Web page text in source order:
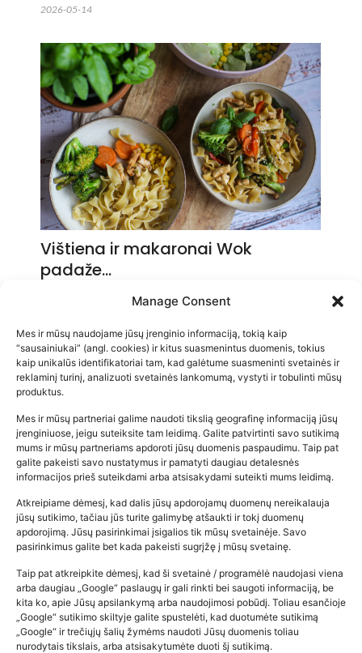
Manage Consent
Mes ir mūsų naudojame jūsų įrenginio informaciją, tokią kaip
“sausainiukai” (angl. cookies) ir kitus suasmenintus duomenis, tokius
kaip unikalūs identifikatoriai tam, kad galėtume suasmeninti svetainės ir
reklaminį turinį, analizuoti svetainės lankomumą, vystyti ir tobulinti mūsų
produktus.
Mes ir mūsų partneriai galime naudoti tikslią geografinę informaciją jūsų
įrenginiuose, jeigu suteiksite tam leidimą. Galite patvirtinti savo sutikimą
mums ir mūsų partneriams apdoroti jūsų duomenis paspaudimu. Taip pat
galite pakeisti savo nustatymus ir pamatyti daugiau detalesnės
informacijos prieš suteikdami arba atsisakydami suteikti mums leidimą.
Atkreipiame dėmesį, kad dalis jūsų apdorojamų duomenų nereikalauja
jūsų sutikimo, tačiau jūs turite galimybę atšaukti ir tokį duomenų
apdorojimą. Jūsų pasirinkimai įsigalios tik mūsų svetainėje. Savo
pasirinkimus galite bet kada pakeisti sugrįžę į mūsų svetainę.
Taip pat atkreipkite dėmesį, kad ši svetainė / programėlė naudojasi viena
arba daugiau „Google“ paslaugų ir gali rinkti bei saugoti informaciją, be
kita ko, apie Jūsų apsilankymą arba naudojimosi pobūdį. Toliau esančioje
„Google“ sutikimo skiltyje galite spustelėti, kad duotumėte sutikimą
„Google“ ir trečiųjų šalių žymėms naudoti Jūsų duomenis toliau
nurodytais tikslais, arba atsisakytumėte duoti šį sutikimą.
2026-05-14
Vištiena ir makaronai Wok
padaže…
Populiariausios parduotuvės
kūdikių tyrelės –…
2026-02-22